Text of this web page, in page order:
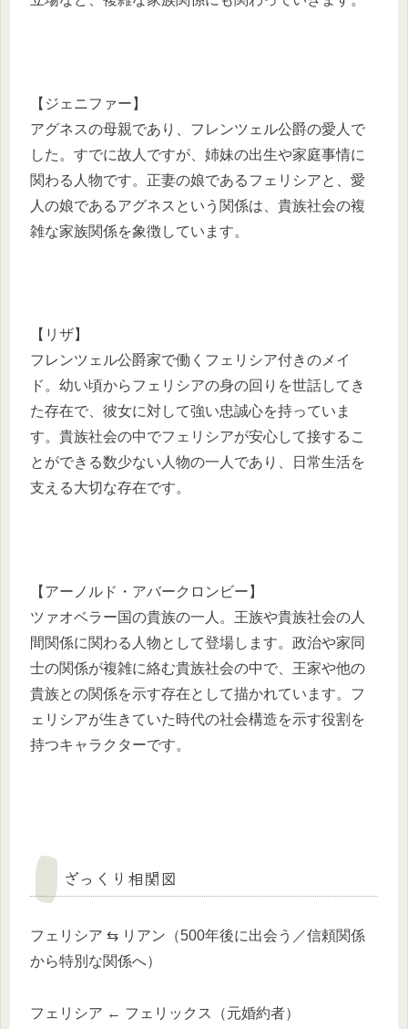
【ジェニファー】
アグネスの母親であり、フレンツェル公爵の愛人で
した。すでに故人ですが、姉妹の出生や家庭事情に
関わる人物です。正妻の娘であるフェリシアと、愛
人の娘であるアグネスという関係は、貴族社会の複
雑な家族関係を象徴しています。
【リザ】
フレンツェル公爵家で働くフェリシア付きのメイ
ド。幼い頃からフェリシアの身の回りを世話してき
た存在で、彼女に対して強い忠誠心を持っていま
す。貴族社会の中でフェリシアが安心して接するこ
とができる数少ない人物の一人であり、日常生活を
支える大切な存在です。
【アーノルド・アバークロンビー】
ツァオベラー国の貴族の一人。王族や貴族社会の人
間関係に関わる人物として登場します。政治や家同
士の関係が複雑に絡む貴族社会の中で、王家や他の
貴族との関係を示す存在として描かれています。フ
ェリシアが生きていた時代の社会構造を示す役割を
持つキャラクターです。
ざっくり相関図
フェリシア ⇆ リアン（500年後に出会う／信頼関係
から特別な関係へ）
フェリシア ← フェリックス（元婚約者）